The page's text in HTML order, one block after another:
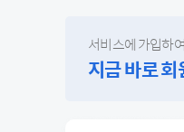
서비스에 가입하
지금 바로